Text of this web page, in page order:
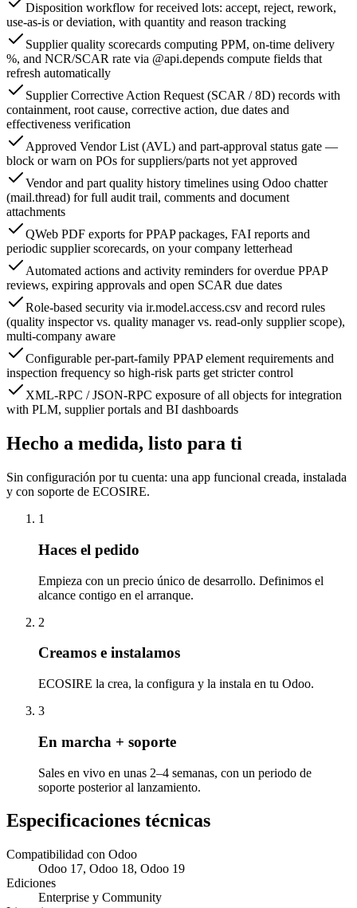
Disposition workflow for received lots: accept, reject, rework,
use-as-is or deviation, with quantity and reason tracking
Supplier quality scorecards computing PPM, on-time delivery
%, and NCR/SCAR rate via @api.depends compute fields that
refresh automatically
Supplier Corrective Action Request (SCAR / 8D) records with
containment, root cause, corrective action, due dates and
effectiveness verification
Approved Vendor List (AVL) and part-approval status gate —
block or warn on POs for suppliers/parts not yet approved
Vendor and part quality history timelines using Odoo chatter
(mail.thread) for full audit trail, comments and document
attachments
QWeb PDF exports for PPAP packages, FAI reports and
periodic supplier scorecards, on your company letterhead
Automated actions and activity reminders for overdue PPAP
reviews, expiring approvals and open SCAR due dates
Role-based security via ir.model.access.csv and record rules
(quality inspector vs. quality manager vs. read-only supplier scope),
multi-company aware
Configurable per-part-family PPAP element requirements and
inspection frequency so high-risk parts get stricter control
XML-RPC / JSON-RPC exposure of all objects for integration
with PLM, supplier portals and BI dashboards
Hecho a medida, listo para ti
Sin configuración por tu cuenta: una app funcional creada, instalada
y con soporte de ECOSIRE.
1
Haces el pedido
Empieza con un precio único de desarrollo. Definimos el
alcance contigo en el arranque.
2
Creamos e instalamos
ECOSIRE la crea, la configura y la instala en tu Odoo.
3
En marcha + soporte
Sales en vivo en unas 2–4 semanas, con un periodo de
soporte posterior al lanzamiento.
Especificaciones técnicas
Compatibilidad con Odoo
Odoo 17, Odoo 18, Odoo 19
Ediciones
Enterprise y Community